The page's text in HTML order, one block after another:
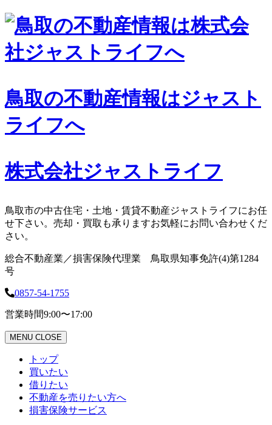
コ
テ
ン
ス
キ
ッ
プ
鳥取の不動産情報はジャスト
ライフへ
株式会社ジャストライフ
鳥取市の中古住宅・土地・賃貸不動産ジャストライフにお任
せ下さい。売却・買取も承りますお気軽にお問い合わせくだ
さい。
総合不動産業／損害保険代理業 鳥取県知事免許(4)第1284
号
0857-54-1755
営業時間9:00〜17:00
MENU CLOSE
トップ
買いたい
借りたい
不動産を売りたい方へ
損害保険サービス